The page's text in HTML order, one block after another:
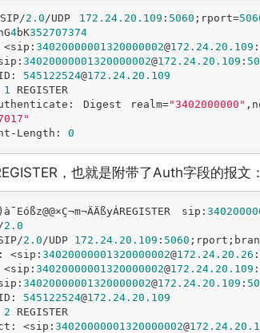
2.0/UDP 172.24 .20 .109 : 5060 ;rport=
hG4bK352707374
<sip: 34020000001320000002@172.24.20 .109 :
34020000001320000002@172.24.20 .109 :
545122524@172.24.20 .109
1 REGISTER
Authenticate: Digest realm="3402000000"
Length: 0
，也就是附带了Auth字段的报文：
sip:
2.0
2.0/UDP 172.24.20 .109 : 5060
<sip: 34020000001320000002@172.24.20 .26 :
<sip: 34020000001320000002@172.24.20 .109 :
34020000001320000002@172.24.20 .109 :
545122524@172.24.20 .109
2 REGISTER
<sip:34020000001320000002@172.24.20